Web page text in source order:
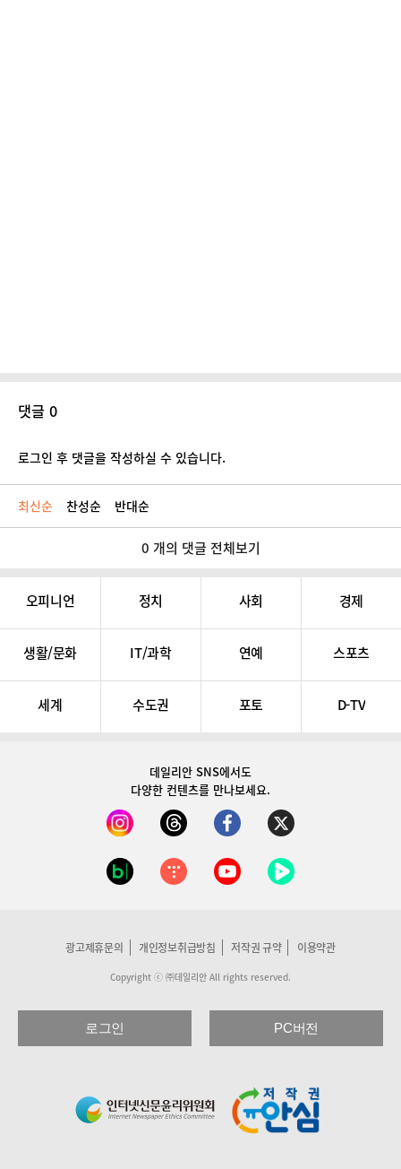
댓글 0
로그인 후 댓글을 작성하실 수 있습니다.
최신순 찬성순 반대순
0 개의 댓글 전체보기
오피니언 정치 사회 경제
생활/문화 IT/과학 연예 스포츠
세계 수도권 포토 D-TV
데일리안 SNS에서도
다양한 컨텐츠를 만나보세요.
광고제휴문의 개인정보취급방침 저작권 규약 이용약관
Copyright ⓒ ㈜데일리안 All rights reserved.
로그인 PC버전